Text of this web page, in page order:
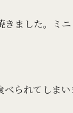
ました。ミ
べられてしまい